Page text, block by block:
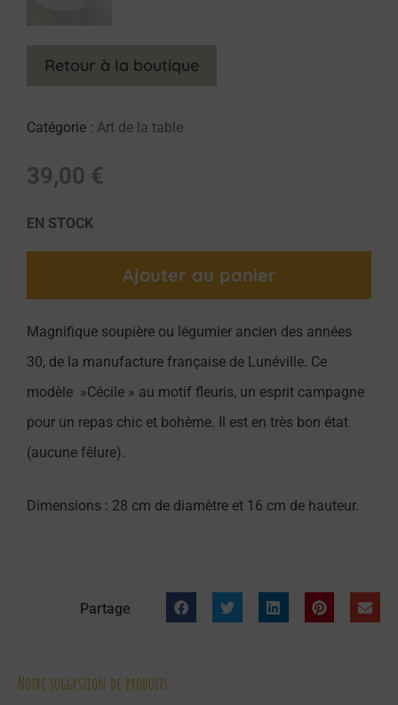
Retour à la boutique
Catégorie : Art de la table
39,00 €
EN STOCK
Ajouter au panier
Magnifique soupière ou légumier ancien des années
30, de la manufacture française de Lunéville. Ce
modèle »Cécile » au motif fleuris, un esprit campagne
pour un repas chic et bohème. Il est en très bon état
(aucune fêlure).
Dimensions : 28 cm de diamètre et 16 cm de hauteur.
Partage
Notre suggestion de produits